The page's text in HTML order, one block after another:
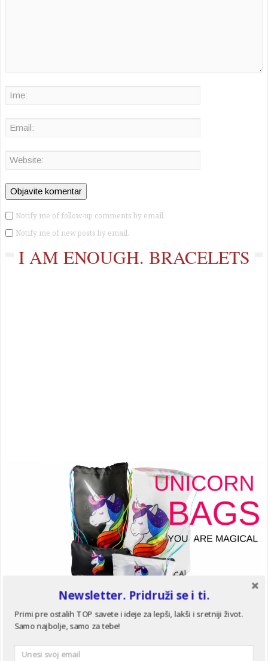
Notify me of follow-up comments by email.
Notify me of new posts by email.
I AM ENOUGH. BRACELETS
Dečije Bolesti
Newsletter. Pridruži se i ti.
Primi pre ostalih TOP savete i ideje za lepši, lakši i sretniji život.
Samo najbolje, samo za tebe!